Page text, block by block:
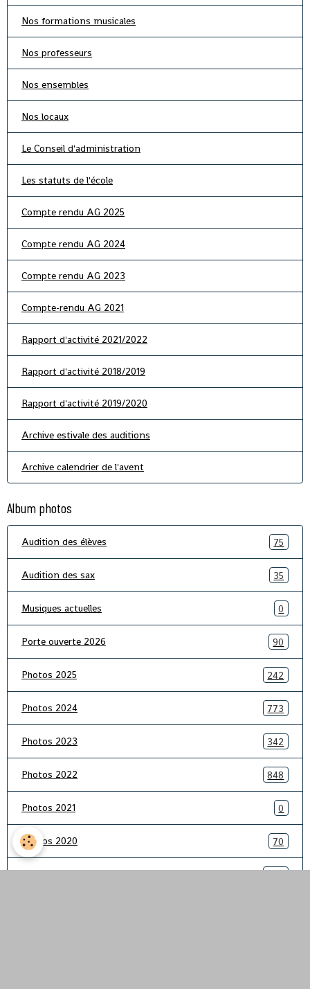
Nos formations musicales
Nos professeurs
Nos ensembles
Nos locaux
Le Conseil d'administration
Les statuts de l'école
Compte rendu AG 2025
Compte rendu AG 2024
Compte rendu AG 2023
Compte-rendu AG 2021
Rapport d'activité 2021/2022
Rapport d'activité 2018/2019
Rapport d'activité 2019/2020
Archive estivale des auditions
Archive calendrier de l'avent
Album photos
Audition des élèves 75
Audition des sax 35
Musiques actuelles 0
Porte ouverte 2026 90
Photos 2025 242
Photos 2024 773
Photos 2023 342
Photos 2022 848
Photos 2021 0
Photos 2020 70